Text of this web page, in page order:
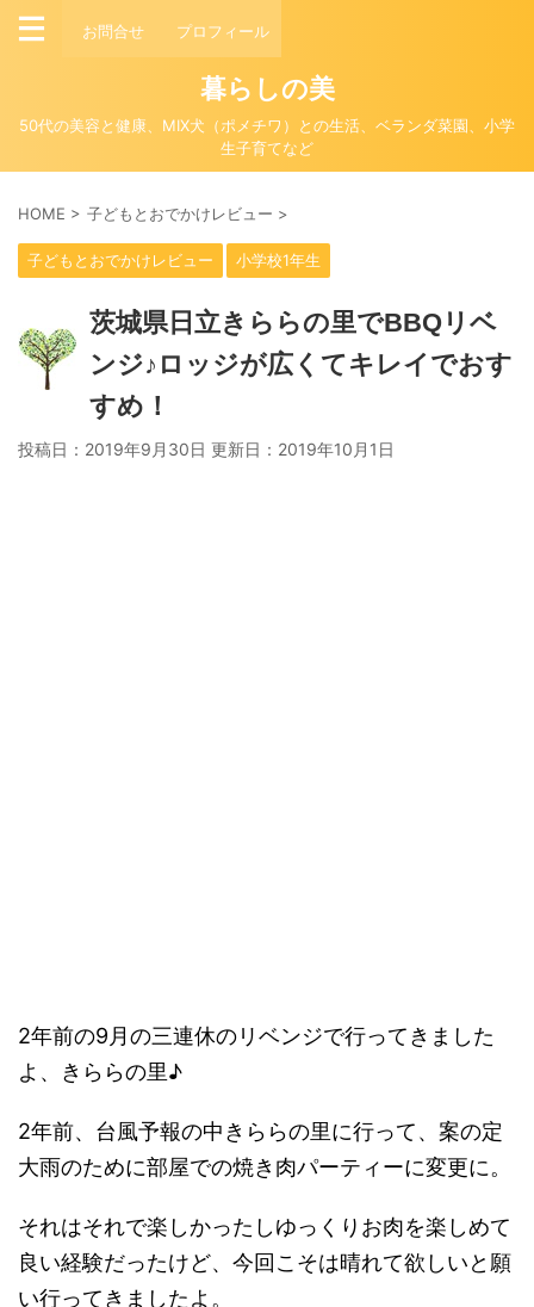
お問合せ プロフィール
暮らしの美
50代の美容と健康、MIX犬（ポメチワ）との生活、ベランダ菜園、小学
生子育てなど
HOME > 子どもとおでかけレビュー >
子どもとおでかけレビュー 小学校1年生
茨城県日立きららの里でBBQリベ
ンジ♪ロッジが広くてキレイでおす
すめ！
投稿日：2019年9月30日 更新日： 2019年10月1日
2年前の9月の三連休のリベンジで行ってきました
よ、きららの里♪
2年前、台風予報の中きららの里に行って、案の定
大雨のために部屋での焼き肉パーティーに変更に。
それはそれで楽しかったしゆっくりお肉を楽しめて
良い経験だったけど、今回こそは晴れて欲しいと願
い行ってきましたよ。